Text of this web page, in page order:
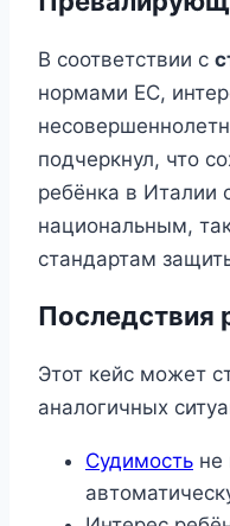
В соответствии с
нормами ЕС,
подчеркнул, что
ребёнка в Италии
национальным,
стандартам
Последствия
Этот кейс может
аналогичных
Судимость не